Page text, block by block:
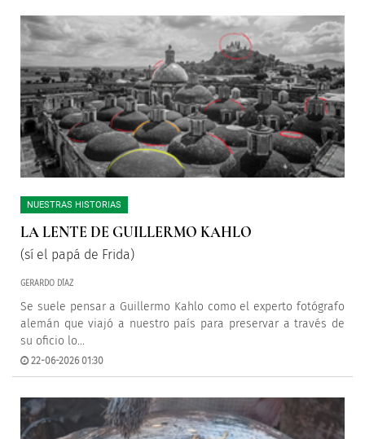
NUESTRAS HISTORIAS
LA LENTE DE GUILLERMO KAHLO
(sí el papá de Frida)
GERARDO DÍAZ
Se suele pensar a Guillermo Kahlo como el experto fotógrafo
alemán que viajó a nuestro país para preservar a través de
su oficio lo...
22-06-2026 01:30